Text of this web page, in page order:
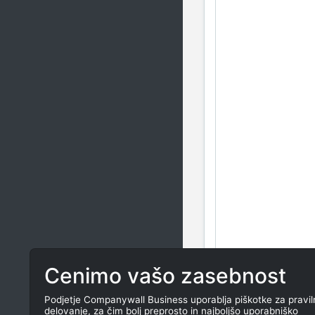
Cenimo vašo zasebnost
Podjetje Companywall Business uporablja piškotke za
delovanje, za čim bolj preprosto in najboljšo uporabniško